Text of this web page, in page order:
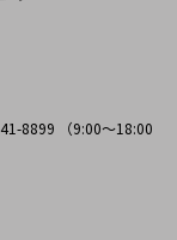
8899 （9:00～18:00